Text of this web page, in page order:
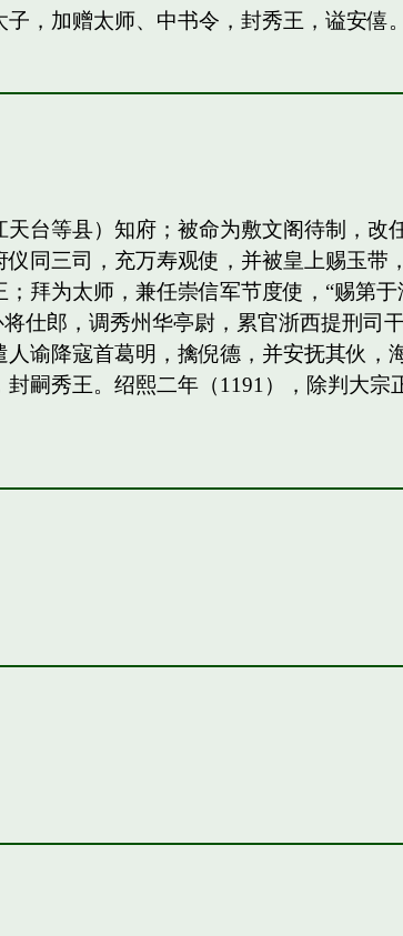
，加赠太师、中书令，封秀王，谥安僖。
台等县）知府；被命为敷文阁待制，改
同三司，充万寿观使，并被皇上赐玉带
拜为太师，兼任崇信军节度使，“赐第
郎，调秀州华亭尉，累官浙西提刑司
谕降寇首葛明，擒倪德，并安抚其伙，
嗣秀王。绍熙二年（1191），除判大宗